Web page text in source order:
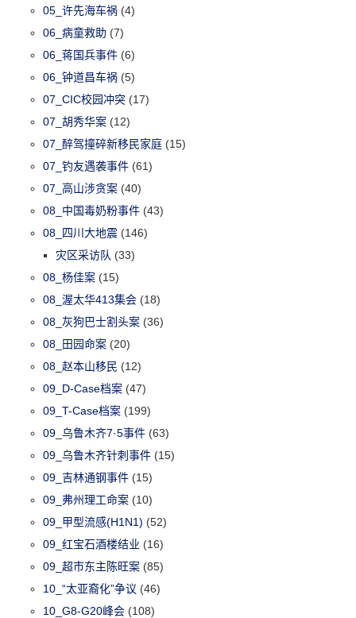
05_许先海车祸 (4)
06_病童救助 (7)
06_蒋国兵事件 (6)
06_钟道昌车祸 (5)
07_CIC校园冲突 (17)
07_胡秀华案 (12)
07_醉驾撞碎新移民家庭 (15)
07_钓友遇袭事件 (61)
07_高山涉贪案 (40)
08_中国毒奶粉事件 (43)
08_四川大地震 (146)
灾区采访队 (33)
08_杨佳案 (15)
08_渥太华413集会 (18)
08_灰狗巴士割头案 (36)
08_田园命案 (20)
08_赵本山移民 (12)
09_D-Case档案 (47)
09_T-Case档案 (199)
09_乌鲁木齐7·5事件 (63)
09_乌鲁木齐针刺事件 (15)
09_吉林通钢事件 (15)
09_弗州理工命案 (10)
09_甲型流感(H1N1) (52)
09_红宝石酒楼结业 (16)
09_超市东主陈旺案 (85)
10_“太亚裔化”争议 (46)
10_G8-G20峰会 (108)